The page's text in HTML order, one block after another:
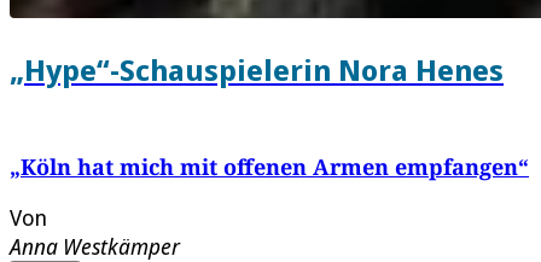
„Hype“-Schauspielerin Nora Henes
„Köln hat mich mit offenen Armen empfangen“
Von
Anna Westkämper